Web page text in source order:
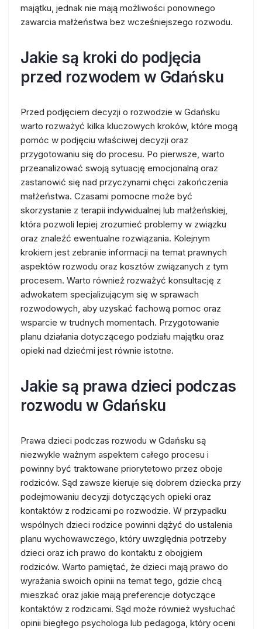
majątku, jednak nie mają możliwości ponownego
zawarcia małżeństwa bez wcześniejszego rozwodu.
Jakie są kroki do podjęcia
przed rozwodem w Gdańsku
Przed podjęciem decyzji o rozwodzie w Gdańsku
warto rozważyć kilka kluczowych kroków, które mogą
pomóc w podjęciu właściwej decyzji oraz
przygotowaniu się do procesu. Po pierwsze, warto
przeanalizować swoją sytuację emocjonalną oraz
zastanowić się nad przyczynami chęci zakończenia
małżeństwa. Czasami pomocne może być
skorzystanie z terapii indywidualnej lub małżeńskiej,
która pozwoli lepiej zrozumieć problemy w związku
oraz znaleźć ewentualne rozwiązania. Kolejnym
krokiem jest zebranie informacji na temat prawnych
aspektów rozwodu oraz kosztów związanych z tym
procesem. Warto również rozważyć konsultację z
adwokatem specjalizującym się w sprawach
rozwodowych, aby uzyskać fachową pomoc oraz
wsparcie w trudnych momentach. Przygotowanie
planu działania dotyczącego podziału majątku oraz
opieki nad dziećmi jest równie istotne.
Jakie są prawa dzieci podczas
rozwodu w Gdańsku
Prawa dzieci podczas rozwodu w Gdańsku są
niezwykle ważnym aspektem całego procesu i
powinny być traktowane priorytetowo przez oboje
rodziców. Sąd zawsze kieruje się dobrem dziecka przy
podejmowaniu decyzji dotyczących opieki oraz
kontaktów z rodzicami po rozwodzie. W przypadku
wspólnych dzieci rodzice powinni dążyć do ustalenia
planu wychowawczego, który uwzględnia potrzeby
dzieci oraz ich prawo do kontaktu z obojgiem
rodziców. Warto pamiętać, że dzieci mają prawo do
wyrażania swoich opinii na temat tego, gdzie chcą
mieszkać oraz jakie mają preferencje dotyczące
kontaktów z rodzicami. Sąd może również wysłuchać
opinii biegłego psychologa lub pedagoga, który oceni